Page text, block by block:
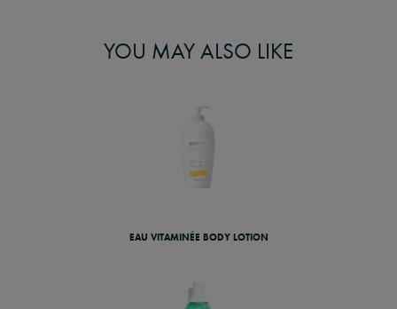
YOU MAY ALSO LIKE
EAU VITAMINÉE BODY LOTION